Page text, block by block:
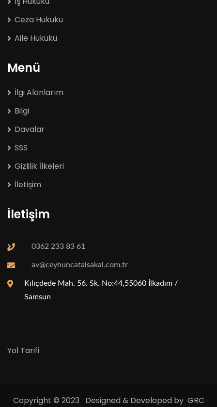
Ceza Hukuku
Aile Hukuku
Menü
İlgi Alanlarım
Bilgi
Davalar
SSS
Gizlilik İlkeleri
İletişim
İletişim
0362 233 83 61
av@ceyhuncatalsakal.com.tr
Kılıçdede Mah. 56. Sk. No:44,55060 İlkadım /
Samsun
Yol Tarifi
Copyright © 2023 Designed & Developed by GRC